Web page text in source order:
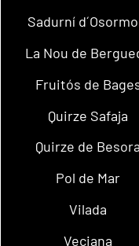
Sadurní
La Nou de
Fruitós de
Quirze Safaja
Quirze de Besora
Pol de Mar
Vilada
Veciana